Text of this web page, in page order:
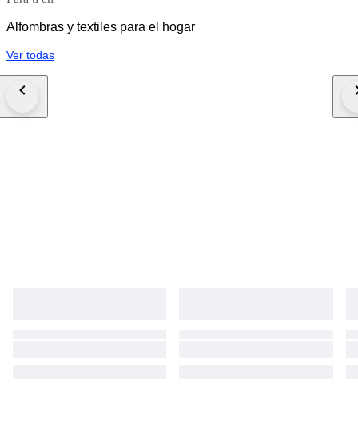
Alfombras y textiles para el hogar
Ver todas